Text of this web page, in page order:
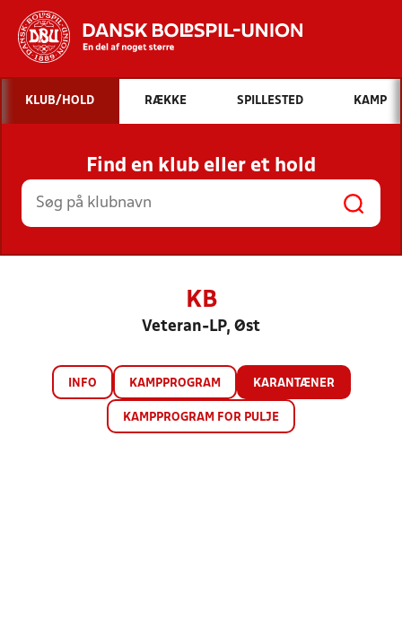
Hvad vil du søge efter?
INDHOLD OG NYHEDER
STILLINGER, RESULTATER, KLUBBER OG
HOLD
KLUB/HOLD RÆKKE SPILLESTED KAMP
Find en klub eller et hold
KB
Veteran-LP, Øst
INFO KAMPPROGRAM KARANTÆNER
KAMPPROGRAM FOR PULJE